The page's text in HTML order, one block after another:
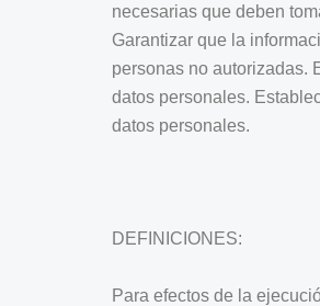
necesarias que deben
Garantizar que la
personas no autorizadas.
datos personales.
datos personales.
DEFINICIONES:
Para efectos de la